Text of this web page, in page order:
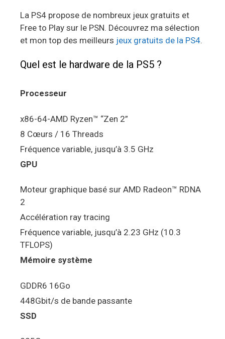
La PS4 propose de nombreux jeux gratuits et
Free to Play sur le PSN. Découvrez ma sélection
et mon top des meilleurs jeux gratuits de la PS4.
Quel est le hardware de la PS5 ?
Processeur
x86-64-AMD Ryzen™ “Zen 2”
8 Cœurs / 16 Threads
Fréquence variable, jusqu’à 3.5 GHz
GPU
Moteur graphique basé sur AMD Radeon™ RDNA
2
Accélération ray tracing
Fréquence variable, jusqu’à 2.23 GHz (10.3
TFLOPS)
Mémoire système
GDDR6 16Go
448Gbit/s de bande passante
SSD